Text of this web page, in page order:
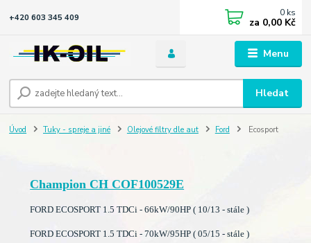
Menu
Hledat
+420 603 345 409 0 ks
za 0,00 Kč
Úvod Tuky - spreje a jiné Olejové filtry dle aut Ford Ecosport
Champion CH COF100529E
FORD ECOSPORT 1.5 TDCi - 66kW/90HP ( 10/13 - stále )
FORD ECOSPORT 1.5 TDCi - 70kW/95HP ( 05/15 - stále )